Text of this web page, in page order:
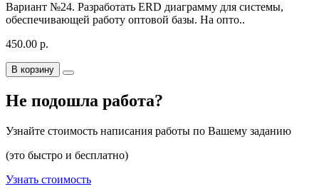
Вариант №24. Разработать ERD диаграмму для системы,
обеспечивающей работу оптовой базы. На опто..
450.00 р.
В корзину
Не подошла работа?
Узнайте стоимость написания работы по Вашему заданию
(это быстро и бесплатно)
Узнать стоимость